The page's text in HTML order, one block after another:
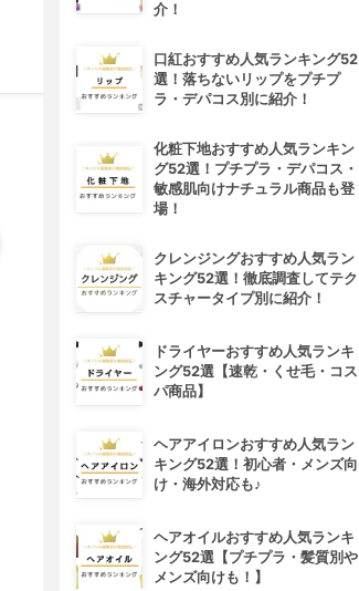
介！
口紅おすすめ人気ランキング52
選！落ちないリップをプチプ
ラ・デパコス別に紹介！
化粧下地おすすめ人気ランキン
グ52選！プチプラ・デパコス・
敏感肌向けナチュラル商品も登
場！
クレンジングおすすめ人気ラン
キング52選！徹底調査してテク
スチャータイプ別に紹介！
ドライヤーおすすめ人気ランキ
ング52選【速乾・くせ毛・コス
パ商品】
ヘアアイロンおすすめ人気ラン
キング52選！初心者・メンズ向
け・海外対応も♪
ヘアオイルおすすめ人気ランキ
ング52選【プチプラ・髪質別や
メンズ向けも！】